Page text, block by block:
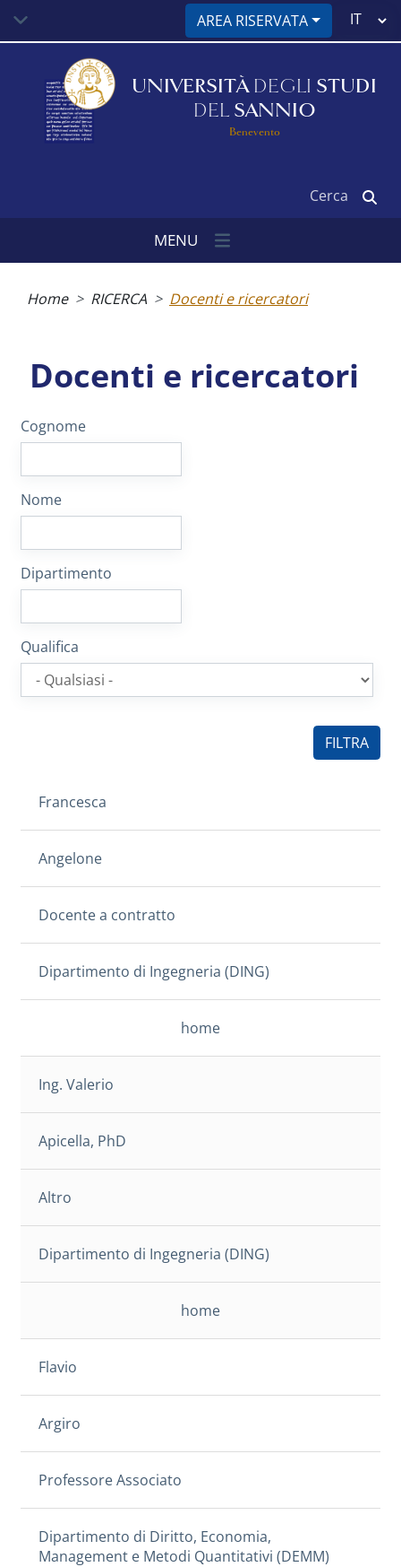
contenuto
AREA RISERVATA
Select
UNIVERSITÀ DEGLI STUDI
DEL SANNIO
Benevento
MENU
Home RICERCA Docenti e ricercatori
Docenti e ricercatori
Cognome
Nome
Dipartimento
Qualifica
Francesca
Angelone
Docente a contratto
Dipartimento di Ingegneria (DING)
home
Ing. Valerio
Apicella, PhD
Altro
Dipartimento di Ingegneria (DING)
home
Flavio
Argiro
Professore Associato
Dipartimento di Diritto, Economia,
Management e Metodi Quantitativi (DEMM)